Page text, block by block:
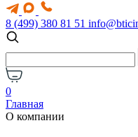
8 (499) 380 81 51
0
Главная
О компании